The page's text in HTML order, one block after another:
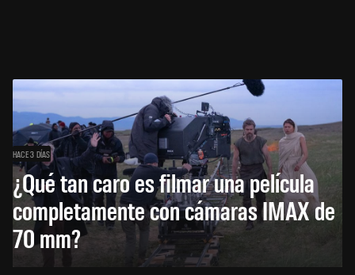
HACE 3 DÍAS
¿Qué tan caro es filmar una película
completamente con cámaras IMAX de
70 mm?